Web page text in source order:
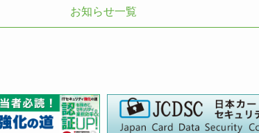
お知らせ一覧